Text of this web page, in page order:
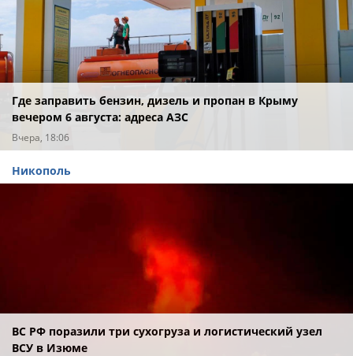
Где заправить бензин, дизель и пропан в Крыму
вечером 6 августа: адреса АЗС
Вчера, 18:06
Никополь
ВС РФ поразили три сухогруза и логистический узел
ВСУ в Изюме